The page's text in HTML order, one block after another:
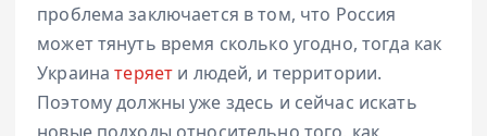
проблема заключается в том, что Россия
может тянуть время сколько угодно, тогда как
Украинатеряет и людей, и территории.
Поэтому должны уже здесь и сейчас искать